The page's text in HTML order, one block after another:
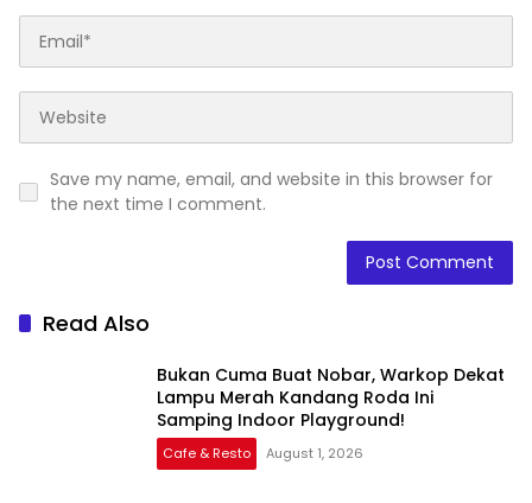
Save my name, email, and website in this browser for
the next time I comment.
Read Also
Bukan Cuma Buat Nobar, Warkop Dekat
Lampu Merah Kandang Roda Ini
Samping Indoor Playground!
Cafe & Resto August 1, 2026